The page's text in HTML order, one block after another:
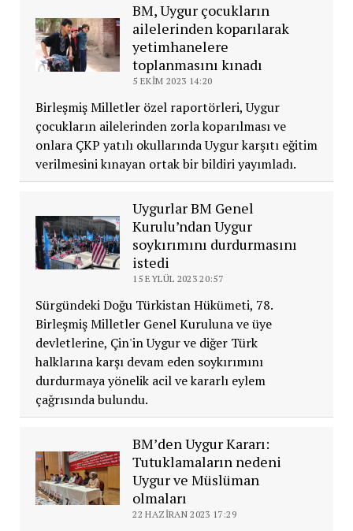
BM, Uygur çocukların
ailelerinden koparılarak
yetimhanelere
toplanmasını kınadı
5 EKIM 2023 14:20
Birleşmiş Milletler özel raportörleri, Uygur
çocukların ailelerinden zorla koparılması ve
onlara ÇKP yatılı okullarında Uygur karşıtı eğitim
verilmesini kınayan ortak bir bildiri yayımladı.
Uygurlar BM Genel
Kurulu’ndan Uygur
soykırımını durdurmasını
istedi
15 EYLÜL 2023 20:57
Sürgündeki Doğu Türkistan Hükümeti, 78.
Birleşmiş Milletler Genel Kuruluna ve üye
devletlerine, Çin'in Uygur ve diğer Türk
halklarına karşı devam eden soykırımını
durdurmaya yönelik acil ve kararlı eylem
çağrısında bulundu.
BM’den Uygur Kararı:
Tutuklamaların nedeni
Uygur ve Müslüman
olmaları
22 HAZIRAN 2023 17:29